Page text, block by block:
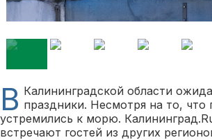
В Калининградской области
праздники. Несмотря на то,
устремились к морю.
встречают гостей из других